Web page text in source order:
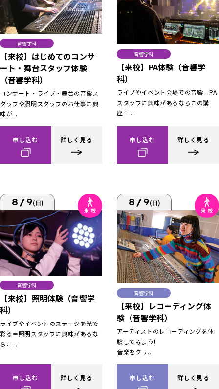
音響学科
【来校】はじめてのコンサ
ート・舞台スタッフ体験
（音響学科）
コンサート・ライブ・舞台の音響ス
タッフや照明スタッフのお仕事に興
味が...
申し込む 詳しく見る
音響学科
【来校】PA体験（音響学
科）
ライブやイベント会場での音響＝PA
スタッフに興味があるならこの講
座！...
申し込む 詳しく見る
8/9(日)
音響学科
【来校】照明体験（音響学
科）
ライブやイベントのステージを光で
彩る＝照明スタッフに興味があるな
らこ...
申し込む 詳しく見る
8/9(日)
音響学科
【来校】レコーディング体
験（音響学科）
アーティストのレコーディングを体
験してみよう!
音楽をクリ...
申し込む 詳しく見る